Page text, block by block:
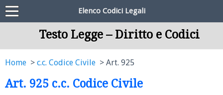
Elenco Codici Legali
Testo Legge – Diritto e Codici
Home c.c. Codice Civile Art. 925
Art. 925 c.c. Codice Civile